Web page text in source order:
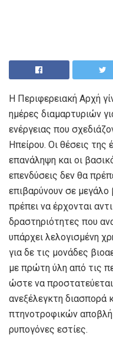
Η Περιφερειακή Αρχή
ημέρες διαμαρτυριών
ενέργειας που
Ηπείρου. Οι θέσεις της
επανάληψη και οι
επενδύσεις δεν θα
επιβαρύνουν σε
πρέπει να έρχονται
δραστηριότητες που
υπάρχει λελογισμένη
για δε τις μονάδες
με πρώτη ύλη από τις
ώστε να
ανεξέλεγκτη διασπορά
πτηνοτροφικών
ρυπογόνες εστίες.